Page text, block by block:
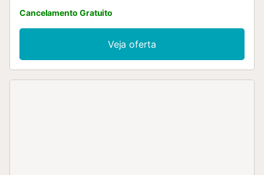
espaço de trabalho. O interior sofisticado apresenta
mobiliário de design e obras de arte selecionadas,
enquanto a ampla cozinha moderna está equipada com
eletrodomésticos topo de gama e ilha central para
preparar refeições gourmet. No exterior, podem desfrutar
Cancelamento Gratuito
Veja oferta